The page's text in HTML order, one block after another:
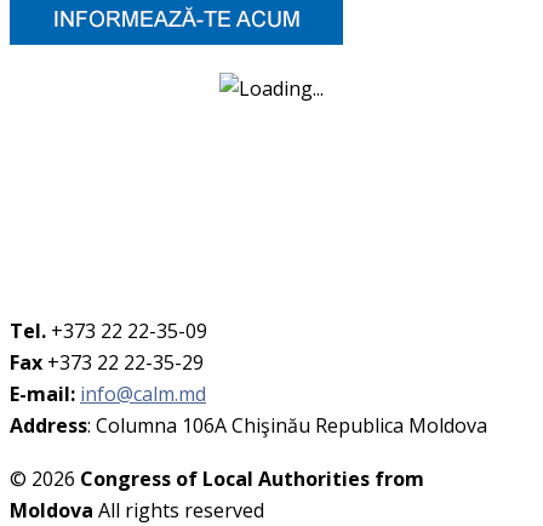
Tel. +373 22 22-35-09
Fax +373 22 22-35-29
E-mail: info@calm.md
Address: Columna 106A Chişinău Republica Moldova
© 2026 Congress of Local Authorities from
Moldova All rights reserved